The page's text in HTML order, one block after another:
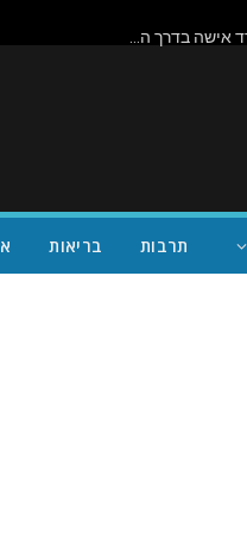
מעצר דרמטי בלוס אנג'לס: אותר החשוד שתקף מינית ושדד אישה בדרך הביתה ממכון כושר פופולרי בואלי וילג'
תרבות בריאות